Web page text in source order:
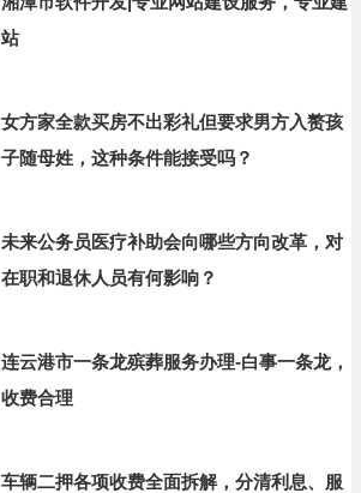
站
女方家全款买房不出彩礼但要求男方入赘孩
子随母姓，这种条件能接受吗？
未来公务员医疗补助会向哪些方向改革，对
在职和退休人员有何影响？
连云港市一条龙殡葬服务办理-白事一条龙，
收费合理
车辆二押各项收费全面拆解，分清利息、服